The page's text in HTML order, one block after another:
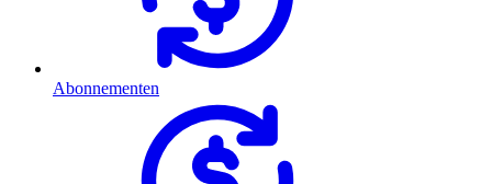
Abonnementen